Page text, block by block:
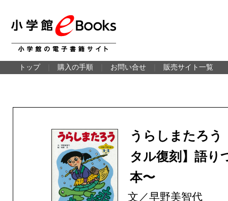
トップ 購入の手順 お問い合せ 販売サイト一覧
うらしまたろ
タル復刻】語り
本〜
文／早野美智代